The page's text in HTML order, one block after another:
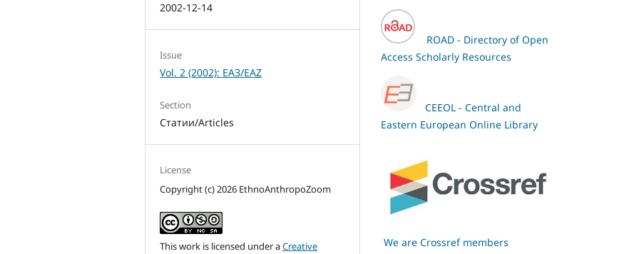
2002-12-14
Issue
Vol. 2 (2002): ЕАЗ/EAZ
Section
Статии/Articles
License
Copyright (c) 2026 EthnoAnthropoZoom
This work is licensed under aCreative
ROAD - Directory of Open
Access Scholarly Resources
CEEOL - Central and
Eastern European Online Library
We are Crossref members